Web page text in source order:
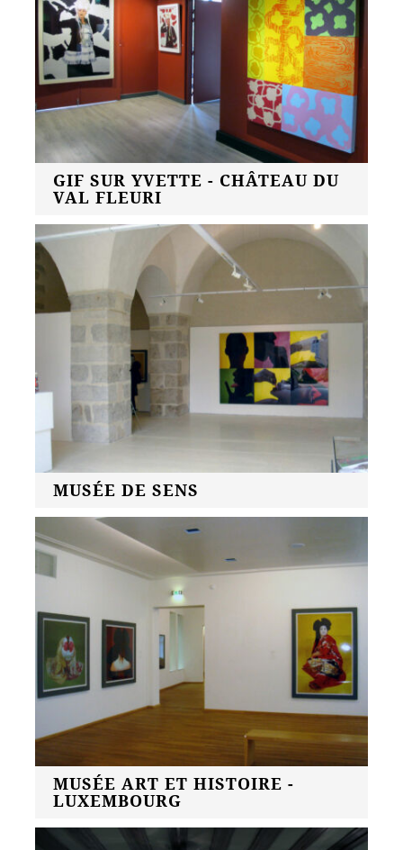
GIF SUR YVETTE - CHÂTEAU DU
VAL FLEURI
MUSÉE DE SENS
MUSÉE ART ET HISTOIRE -
LUXEMBOURG